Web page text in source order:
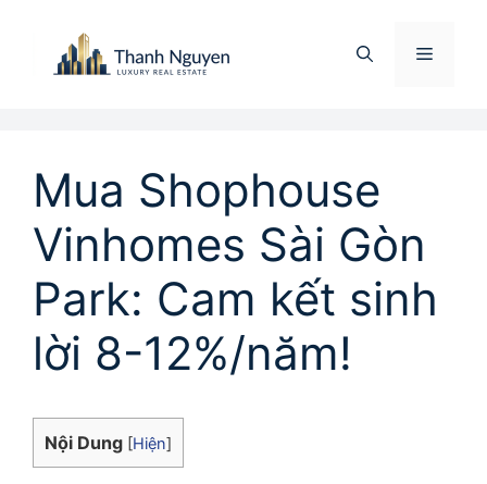
Menu
Mua Shophouse
Vinhomes Sài Gòn
Park: Cam kết sinh
lời 8-12%/năm!
Nội Dung [Hiện]